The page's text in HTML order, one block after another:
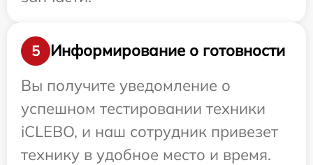
5
Информирование о готовности
Вы получите уведомление о
успешном тестировании техники
iCLEBO, и наш сотрудник привезет
технику в удобное место и время.